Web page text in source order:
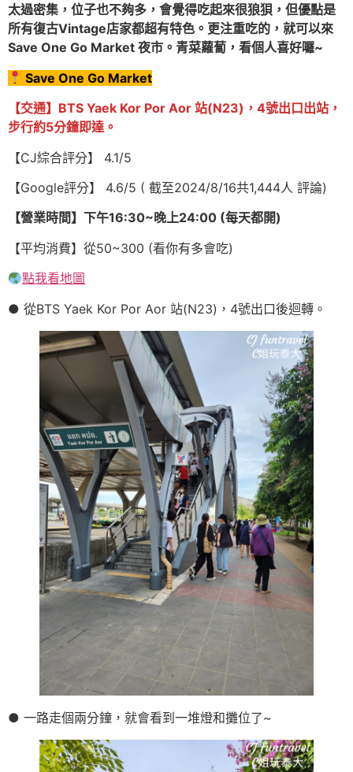
太過密集，位子也不夠多，會覺得吃起來很狼狽，但優點是
所有復古Vintage店家都超有特色。更注重吃的，就可以來
Save One Go Market 夜市。青菜蘿蔔，看個人喜好囉~
Save One Go Market
【交通】BTS Yaek Kor Por Aor 站(N23)，4號出口出站，
步行約5分鐘即達。
【CJ綜合評分】 4.1/5
【Google評分】 4.6/5 ( 截至2024/8/16共1,444人 評論)
【營業時間】下午16:30~晚上24:00 (每天都開)
【平均消費】從50~300 (看你有多會吃)
點我看地圖
● 從BTS Yaek Kor Por Aor 站(N23)，4號出口後迴轉。
● 一路走個兩分鐘，就會看到一堆燈和攤位了~